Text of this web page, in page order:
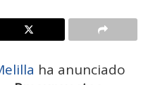
ha anunciado